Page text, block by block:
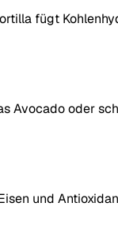
fügt
Avocado oder
und